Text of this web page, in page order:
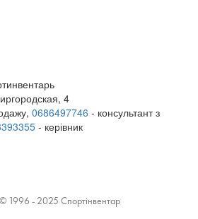
4
0686497746 - консультант з
- керівник
1996 - 2025 Спортінвентар